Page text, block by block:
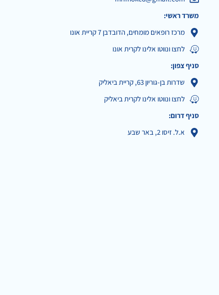
משרד ראשי:
מרכז רופאים מומחים, הדובדבן 7 קריית אונו
לחצו ונווטו אלינו לקרית אונו
סניף צפון:
שדרות בן-גוריון 63, קריית ביאליק
לחצו ונווטו אלינו לקרית ביאליק
סניף דרום:
א.ל. זיסו 2, באר שבע